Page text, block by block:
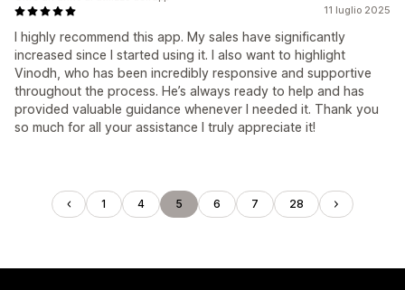
11 luglio 2025
I highly recommend this app. My sales have significantly
increased since I started using it. I also want to highlight
Vinodh, who has been incredibly responsive and supportive
throughout the process. He’s always ready to help and has
provided valuable guidance whenever I needed it. Thank you
so much for all your assistance I truly appreciate it!
1 4 5 6 7 28